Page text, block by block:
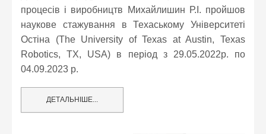
процесів і виробництв Михайлишин Р.І. пройшов
наукове стажування в Техаському Університеті
Остіна (The University of Texas at Austin, Texas
Robotics, TX, USA) в період з 29.05.2022р. по
04.09.2023 р.
ДЕТАЛЬНІШЕ...